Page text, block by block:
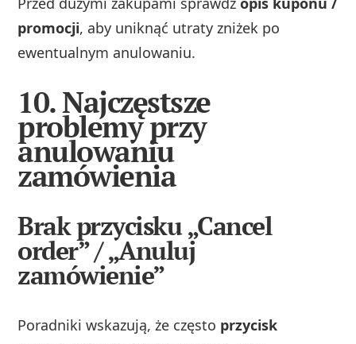
promocji, aby uniknąć utraty zniżek po
ewentualnym anulowaniu.
10. Najczęstsze
problemy przy
anulowaniu
zamówienia
Brak przycisku „Cancel
order” / „Anuluj
zamówienie”
Poradniki wskazują, że często przycisk